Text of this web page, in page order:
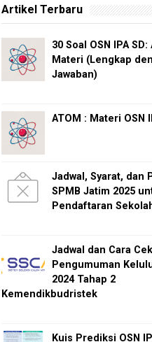
Artikel Terbaru
30 Soal OSN IPA
Materi (Lengkap
Jawaban)
ATOM : Materi OSN
Jadwal, Syarat, dan
SPMB Jatim 2025
Pendaftaran
Jadwal dan Cara Cek
Pengumuman
2024 Tahap 2
Kemendikbudristek
Kuis Prediksi OSN